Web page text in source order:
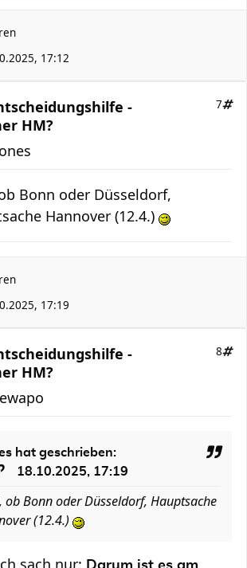
17:12
-
HM?
7
Bonn oder Düsseldorf,
Hannover (12.4.)
17:19
-
HM?
8
hat geschrieben:
18.10.2025, 17:19
ob Bonn oder Düsseldorf, Hauptsache
(12.4.)